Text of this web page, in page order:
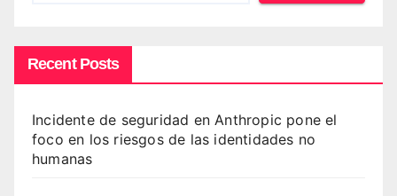
Recent Posts
Incidente de seguridad en Anthropic pone el
foco en los riesgos de las identidades no
humanas